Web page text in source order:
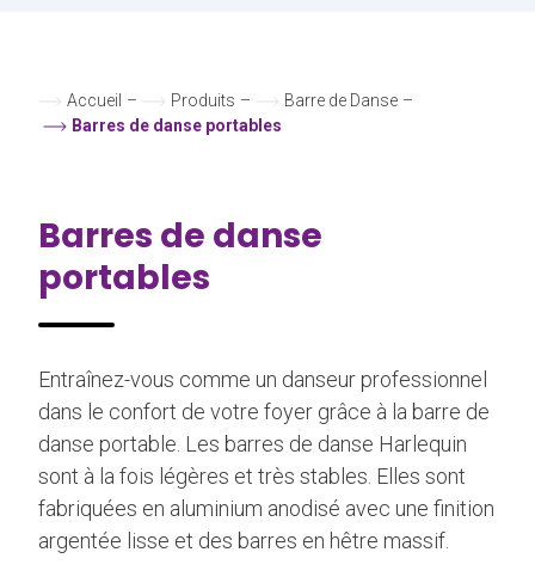
Accueil – Produits – Barre de Danse –
Barres de danse portables
Barres de danse
portables
Entraînez-vous comme un danseur professionnel
dans le confort de votre foyer grâce à la barre de
danse portable. Les barres de danse Harlequin
sont à la fois légères et très stables. Elles sont
fabriquées en aluminium anodisé avec une finition
argentée lisse et des barres en hêtre massif.